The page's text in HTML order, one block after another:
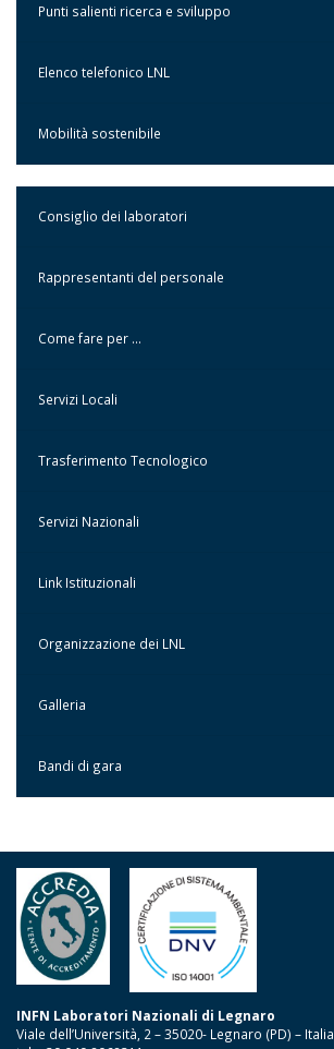
Punti salienti ricerca e sviluppo
Elenco telefonico LNL
Mobilità sostenibile
Consiglio dei laboratori
Rappresentanti del personale
Come fare per …
Servizi Locali
Trasferimento Tecnologico
Servizi Nazionali
Link Istituzionali
Organizzazione dei LNL
Galleria
Bandi di gara
INFN Laboratori Nazionali di Legnaro
Viale dell’Università, 2 – 35020- Legnaro (PD) – Italia